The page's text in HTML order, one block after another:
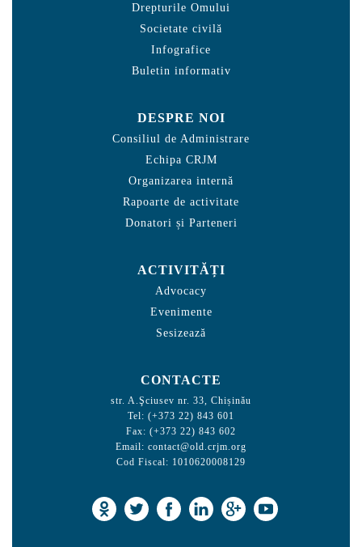
Drepturile Omului
Societate civilă
Infografice
Buletin informativ
DESPRE NOI
Consiliul de Administrare
Echipa CRJM
Organizarea internă
Rapoarte de activitate
Donatori și Parteneri
ACTIVITĂȚI
Advocacy
Evenimente
Sesizează
CONTACTE
str. A.Şciusev nr. 33, Chișinău
Tel: (+373 22) 843 601
Fax: (+373 22) 843 602
Email: contact@old.crjm.org
Cod Fiscal: 1010620008129